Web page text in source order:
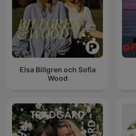
Elsa Billgren och Sofia
Wood